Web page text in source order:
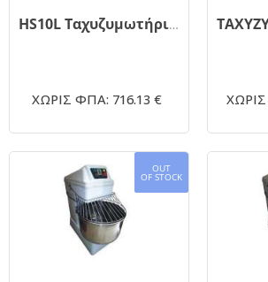
HS10L Ταχυζυμωτήριο 10 λίτρων (service - Ανταλλακτικά DYNAMIC)
ΧΩΡΙΣ ΦΠΑ: 716.13 €
OUT
OF STOCK